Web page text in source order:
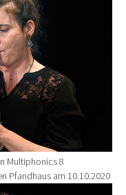
Multiphonics 8
Pfandhaus am 10.10.2020